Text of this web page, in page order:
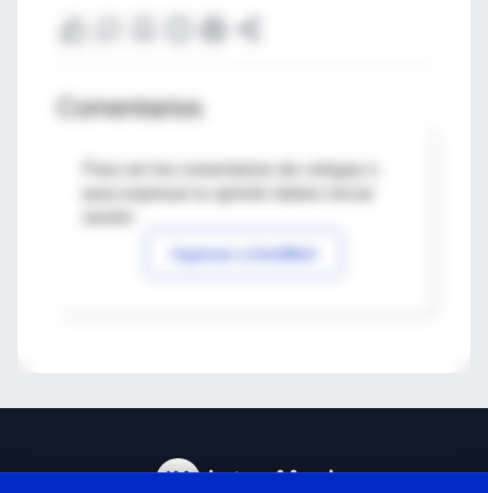
Comentarios
Para ver los comentarios de colegas o
Ingresar a IntraMed